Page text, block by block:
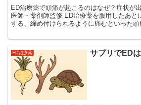
ED治療薬で頭痛が起こるのはなぜ？症状が
医師・薬剤師監修 ED治療薬を服用したあとに、頭が重い、ズキズキ
する、締め付けられるように痛むといった
ED治療薬 サプリでED